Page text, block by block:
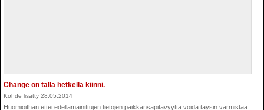
Change on tällä hetkellä kiinni.
Kohde lisätty 28.05.2014
Huomioithan ettei edellämainittujen tietojen paikkansapitävyyttä voida täysin varmistaa.